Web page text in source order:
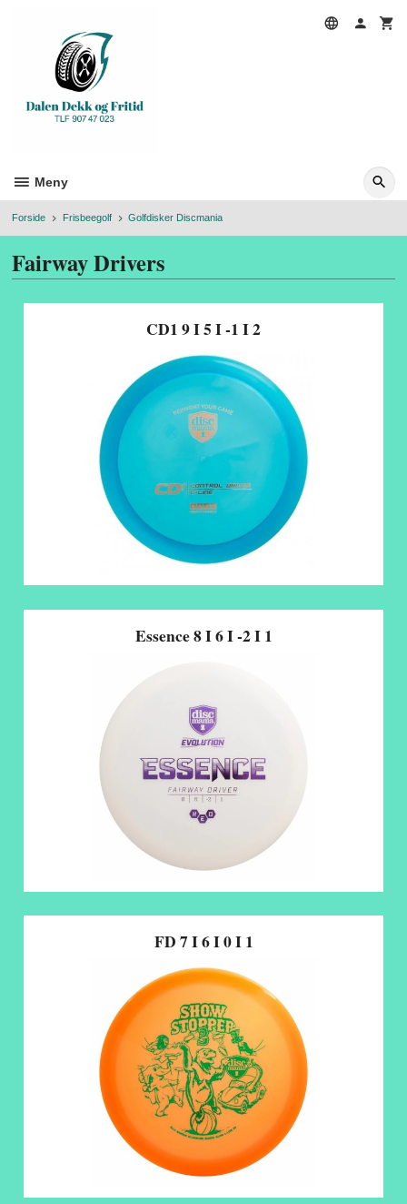
Meny
Forside Frisbeegolf Golfdisker Discmania
Fairway Drivers
CD1 9 I 5 I -1 I 2
Essence 8 I 6 I -2 I 1
FD 7 I 6 I 0 I 1